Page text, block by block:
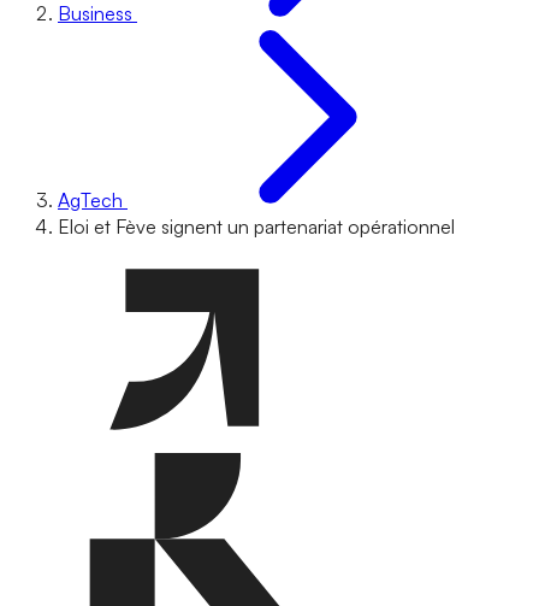
Business
AgTech
Eloi et Fève signent un partenariat opérationnel